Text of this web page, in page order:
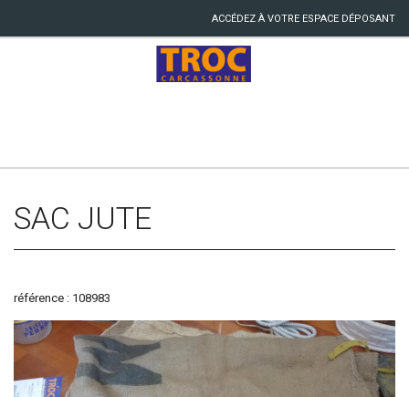
ACCÉDEZ À VOTRE ESPACE DÉPOSANT
SAC JUTE
référence : 108983